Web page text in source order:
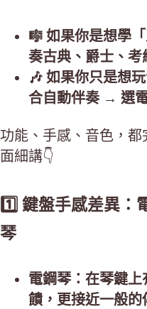
🎼 如果你是想學
奏古典、爵士、
🎶 如果你只是想
合自動伴奏 → 選
功能、手感、音色，
面細講👇
1️⃣ 鍵盤手感差異：
琴
電鋼琴：在琴鍵上
饋，更接近一般的